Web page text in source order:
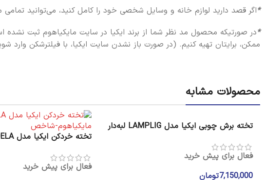
*اگر قصد دارید لوازم خانه و وسایل شخصی خود را کامل کنید، می‌توانید تمامی
*در صورتیکه محصول مد نظر شما از برند ایکیا در سایت مایکیاهوم ثبت نشده
ممکن، برایتان تهیه کنیم. (در صورت باز نشدن سایت ایکیا، با فیلترشکن وارد
محصولات مشابه
تخته برش چوبی ایکیا مدل LAMPLIG لبه‌دار
فعال برای پیش خرید
7,150,000تومان
تخته خردکن ایکیا مدل FINFORDELA
فعال برای پیش خرید